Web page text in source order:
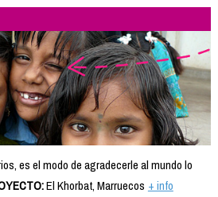
es el modo de agradecerle al mundo lo
El Khorbat, Marruecos + info